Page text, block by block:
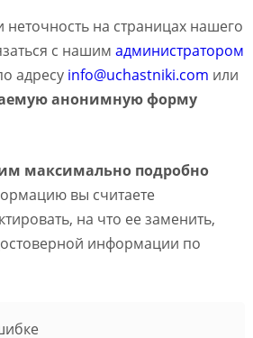
на страницах нашего
с нашим администратором
адресу info@uchastniki.com или
анонимную форму
максимально подробно
вы считаете
на что ее заменить,
информации по